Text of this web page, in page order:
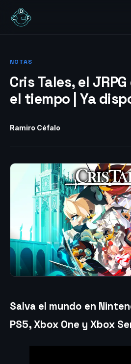
REVIEWS
NOTAS
Cris Tales, el
el tiempo | Ya
Ramiro Céfalo
Salva el mundo en
PS5, Xbox One y Xbox